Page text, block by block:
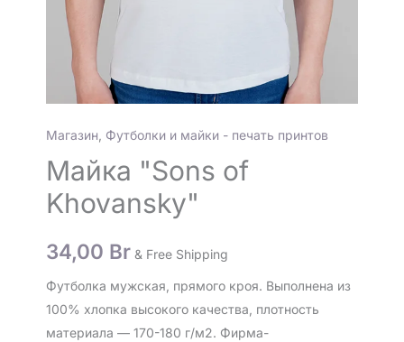
Магазин Футболки и майки - печать принтов
Майка "Sons of
Khovansky"
34,00 Br & Free Shipping
Футболка мужская, прямого кроя. Выполнена из
100% хлопка высокого качества, плотность
материала — 170-180 г/м2. Фирма-